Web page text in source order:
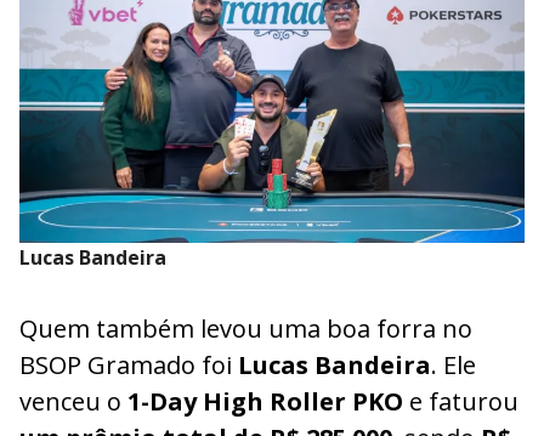
Lucas Bandeira
Quem também levou uma boa forra no
BSOP Gramado foi Lucas Bandeira. Ele
venceu o 1-Day High Roller PKO e faturou